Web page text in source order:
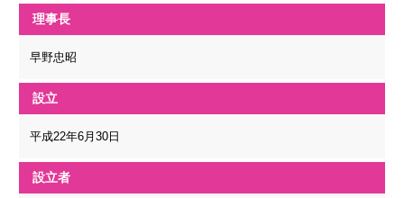
理事長
早野忠昭
設立
平成22年6月30日
設立者